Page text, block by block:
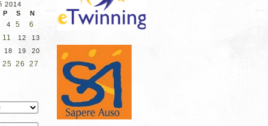
2014
P
S
N
4
5
6
11
12
13
18
19 20
25 26 27